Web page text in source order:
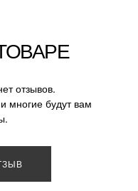
отзывов.
многие будут вам